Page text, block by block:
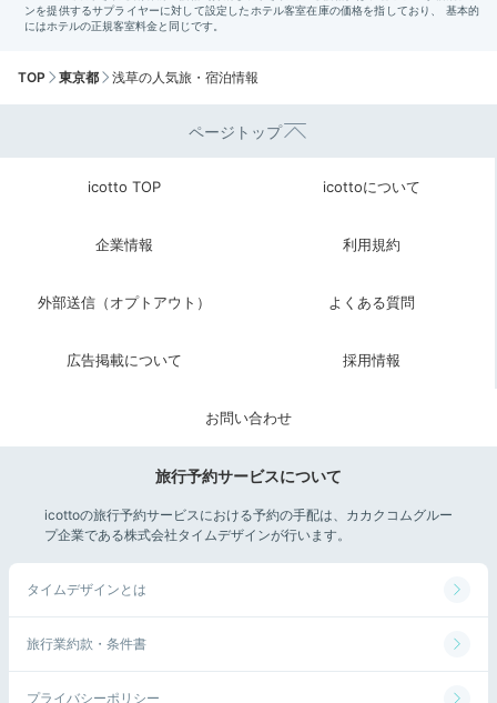
TOP 東京都 浅草の人気旅・宿泊情報
ページトップ
icotto TOP icottoについて
企業情報 利用規約
外部送信（オプトアウト） よくある質問
広告掲載について 採用情報
お問い合わせ
旅行予約サービスについて
icottoの旅行予約サービスにおける予約の手配は、カカクコムグルー
プ企業である株式会社タイムデザインが行います。
タイムデザインとは
旅行業約款・条件書
プライバシーポリシー